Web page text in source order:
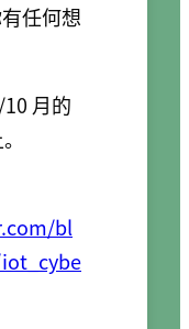
任何想
月的
bl